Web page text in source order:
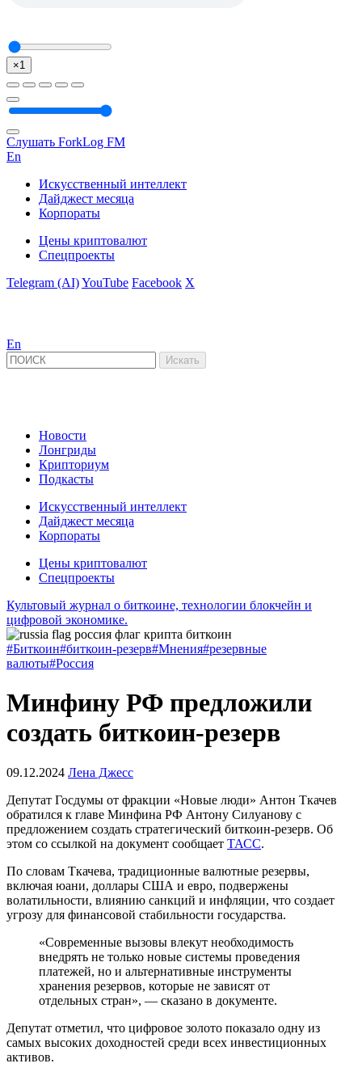
×1
Слушать ForkLog FM
En
Искусственный интеллект
Дайджест месяца
Корпораты
Цены криптовалют
Спецпроекты
Telegram (AI)YouTube Facebook X
En
Новости
Лонгриды
Крипториум
Подкасты
Искусственный интеллект
Дайджест месяца
Корпораты
Цены криптовалют
Спецпроекты
Культовый журнал о биткоине, технологии блокчейн и
цифровой экономике.
#Биткоин#биткоин-резерв#Мнения#резервные
валюты#Россия
Минфину РФ предложили
создать биткоин-резерв
09.12.2024 Лена Джесс
Депутат Госдумы от фракции «Новые люди» Антон Ткачев
обратился к главе Минфина РФ Антону Силуанову с
предложением создать стратегический биткоин-резерв. Об
этом со ссылкой на документ сообщает ТАСС.
По словам Ткачева, традиционные валютные резервы,
включая юани, доллары США и евро, подвержены
волатильности, влиянию санкций и инфляции, что создает
угрозу для финансовой стабильности государства.
«Современные вызовы влекут необходимость
внедрять не только новые системы проведения
платежей, но и альтернативные инструменты
хранения резервов, которые не зависят от
отдельных стран», — сказано в документе.
Депутат отметил, что цифровое золото показало одну из
самых высоких доходностей среди всех инвестиционных
активов.